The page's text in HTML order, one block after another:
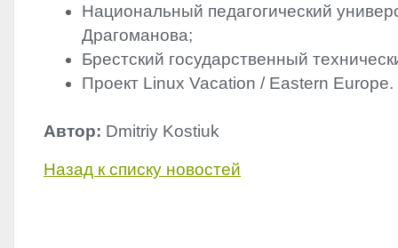
Национальный педагогический
Драгоманова;
Брестский государственный
Проект Linux Vacation / Eastern Europe.
Автор: Dmitriy Kostiuk
Назад к списку новостей